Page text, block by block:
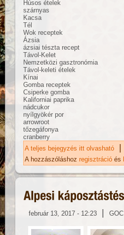
Húsos ételek
szárnyas
Kacsa
Tél
Wok receptek
Ázsia
ázsiai tészta recept
Távol-Kelet
Nemzetközi gasztronómia
Távol-keleti ételek
Kínai
Gomba receptek
Csiperke gomba
Kaliforniai paprika
nádcukor
nyílgyökér por
arrowroot
tőzegáfonya
cranberry
A teljes bejegyzés itt olvasható
|
A hozzászóláshoz regisztráció és
február 13, 2017 - 12:23 |